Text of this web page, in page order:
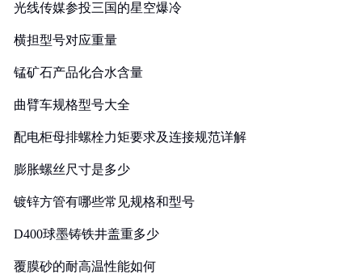
光线传媒参投三国的星空爆冷
横担型号对应重量
锰矿石产品化合水含量
曲臂车规格型号大全
配电柜母排螺栓力矩要求及连接规范详解
膨胀螺丝尺寸是多少
镀锌方管有哪些常见规格和型号
D400球墨铸铁井盖重多少
覆膜砂的耐高温性能如何